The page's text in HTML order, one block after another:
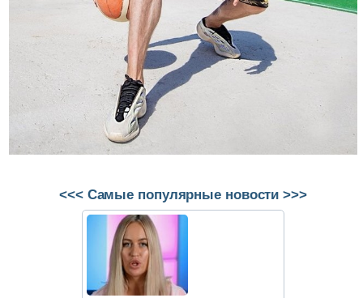
<<< Самые популярные новости >>>